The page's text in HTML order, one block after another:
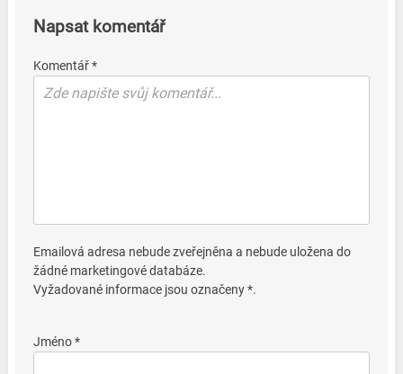
Napsat komentář
Komentář *
Emailová adresa nebude zveřejněna a nebude uložena do
žádné marketingové databáze.
Vyžadované informace jsou označeny *.
Jméno *